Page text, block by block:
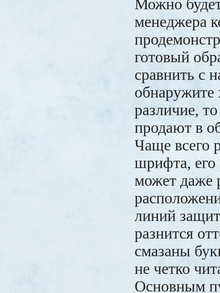
Можно
менеджера
готовый
сравнить с
обнаружите
различие,
продают в
Чаще всего
шрифта, его
может даже
линий
разнится
смазаны
не четко
Основным